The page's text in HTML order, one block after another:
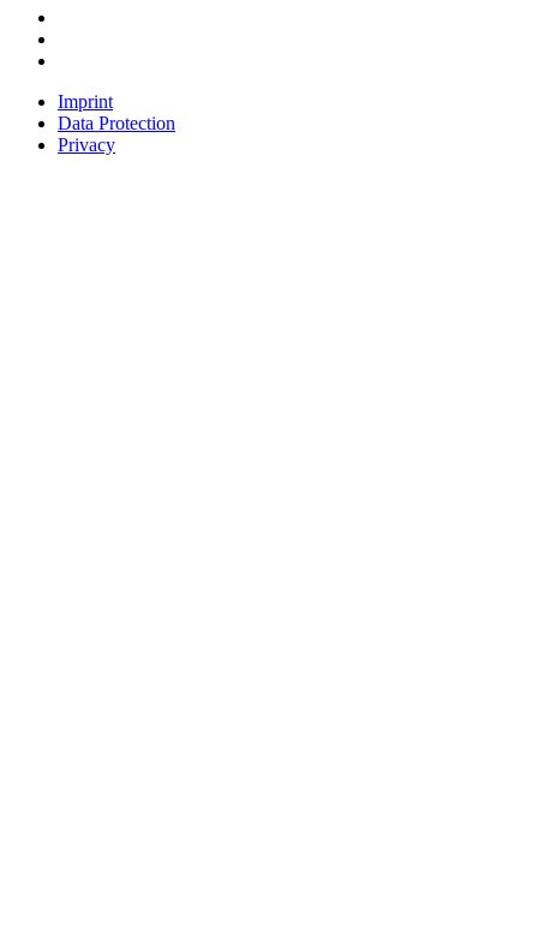
Imprint
Data Protection
Privacy